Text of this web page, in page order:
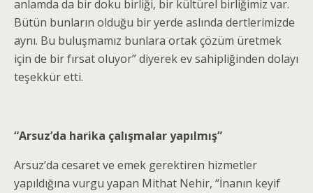
anlamda da bir doku birliği, bir kültürel birliğimiz var.
Bütün bunların olduğu bir yerde aslında dertlerimizde
aynı. Bu buluşmamız bunlara ortak çözüm üretmek
için de bir fırsat oluyor” diyerek ev sahipliğinden dolayı
teşekkür etti.
“Arsuz’da harika çalışmalar yapılmış”
Arsuz’da cesaret ve emek gerektiren hizmetler
yapıldığına vurgu yapan Mithat Nehir, “İnanın keyif